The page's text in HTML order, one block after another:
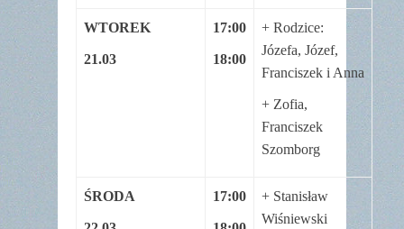
WTOREK
21.03
17:00
18:00
+ Rodzice:
Józefa, Józef,
Franciszek i Anna
+ Zofia,
Franciszek
Szomborg
ŚRODA 17:00
+ Stanisław
Wiśniewski